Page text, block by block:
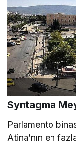
Syntagma
Parlamento
Atina’nın en